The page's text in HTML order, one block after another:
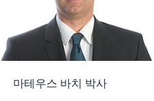
마테우스 바치 박사